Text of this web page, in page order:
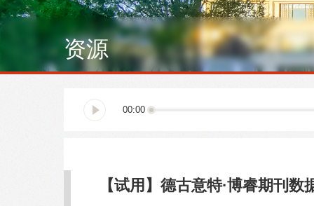
全部资源
多媒体资源
资源
00:00
【试用】德古意特·博睿期刊数